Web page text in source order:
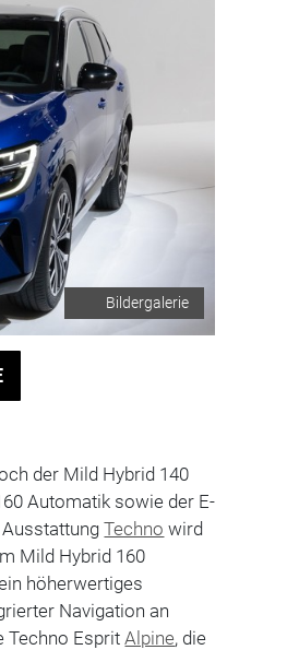
Bildergalerie
der Mild Hybrid 140
Automatik sowie der E-
AusstattungTechno wird
Mild Hybrid 160
höherwertiges
Navigation an
Techno EspritAlpine, die